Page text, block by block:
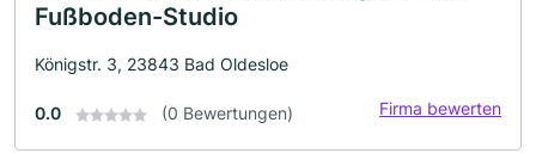
Fußboden-Studio
Königstr. 3, 23843 Bad Oldesloe
0.0 (0 Bewertungen) Firma bewerten